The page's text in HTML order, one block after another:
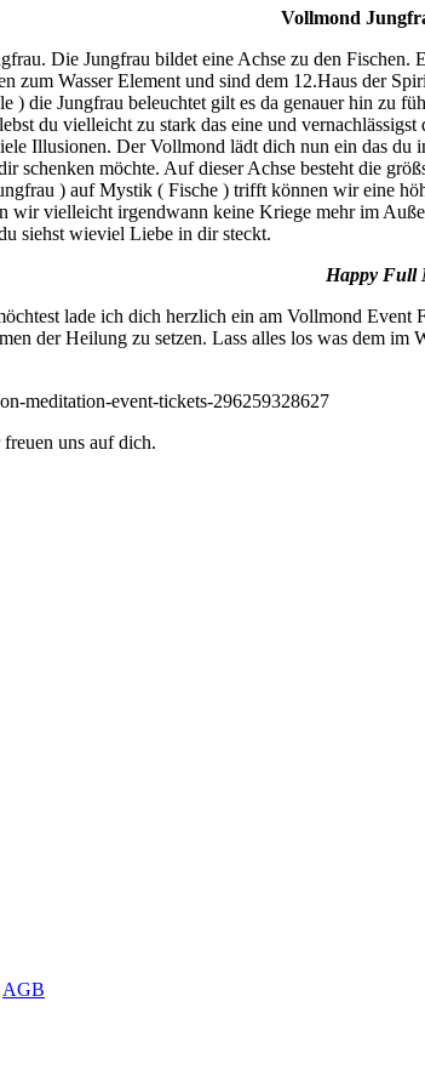
Vollmond
Die Jungfrau bildet eine Achse zu den
zum Wasser Element und sind dem 12.Haus der
) die Jungfrau beleuchtet gilt es da genauer hin zu
du vielleicht zu stark das eine und
Illusionen. Der Vollmond lädt dich nun ein das
schenken möchte. Auf dieser Achse besteht die
) auf Mystik ( Fische ) trifft können wir eine
vielleicht irgendwann keine Kriege mehr im
siehst wieviel Liebe in dir steckt.
Happy Full
lade ich dich herzlich ein am Vollmond
der Heilung zu setzen. Lass alles los was dem
meditation-event-tickets-296259328627
uns auf dich.
AGB